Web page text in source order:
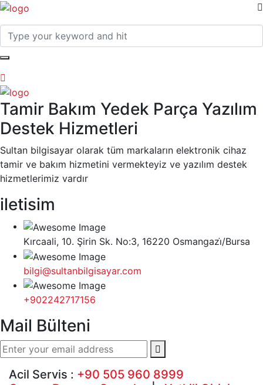
Tamir Bakım Yedek Parça Yazılım
Destek Hizmetleri
Sultan bilgisayar olarak tüm markaların elektronik cihaz
tamir ve bakım hizmetini vermekteyiz ve yazılım destek
hizmetlerimiz vardır
iletisim
Kırcaali, 10. Şirin Sk. No:3, 16220 Osmangazi̇/Bursa
bilgi@sultanbilgisayar.com
+902242717156
Mail Bülteni
Acil Servis : +90 505 960 8999